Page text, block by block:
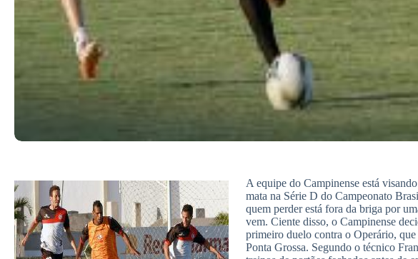
A equipe do Campinense está
mata na Série D do Campeonato
quem perder está fora da briga por
vem. Ciente disso, o Campinense
primeiro duelo contra o Operário,
Ponta Grossa. Segundo o técnico